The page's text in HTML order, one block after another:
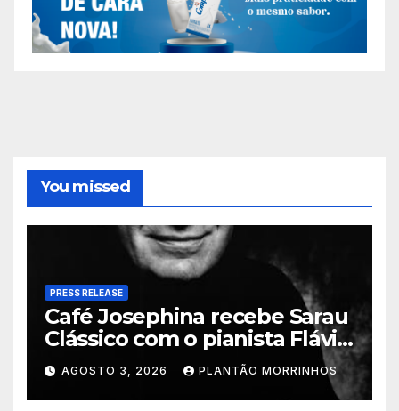
You missed
PRESS RELEASE
Café Josephina recebe Sarau
Clássico com o pianista Flávio
Varani nesta terça-feira
AGOSTO 3, 2026 PLANTÃO MORRINHOS